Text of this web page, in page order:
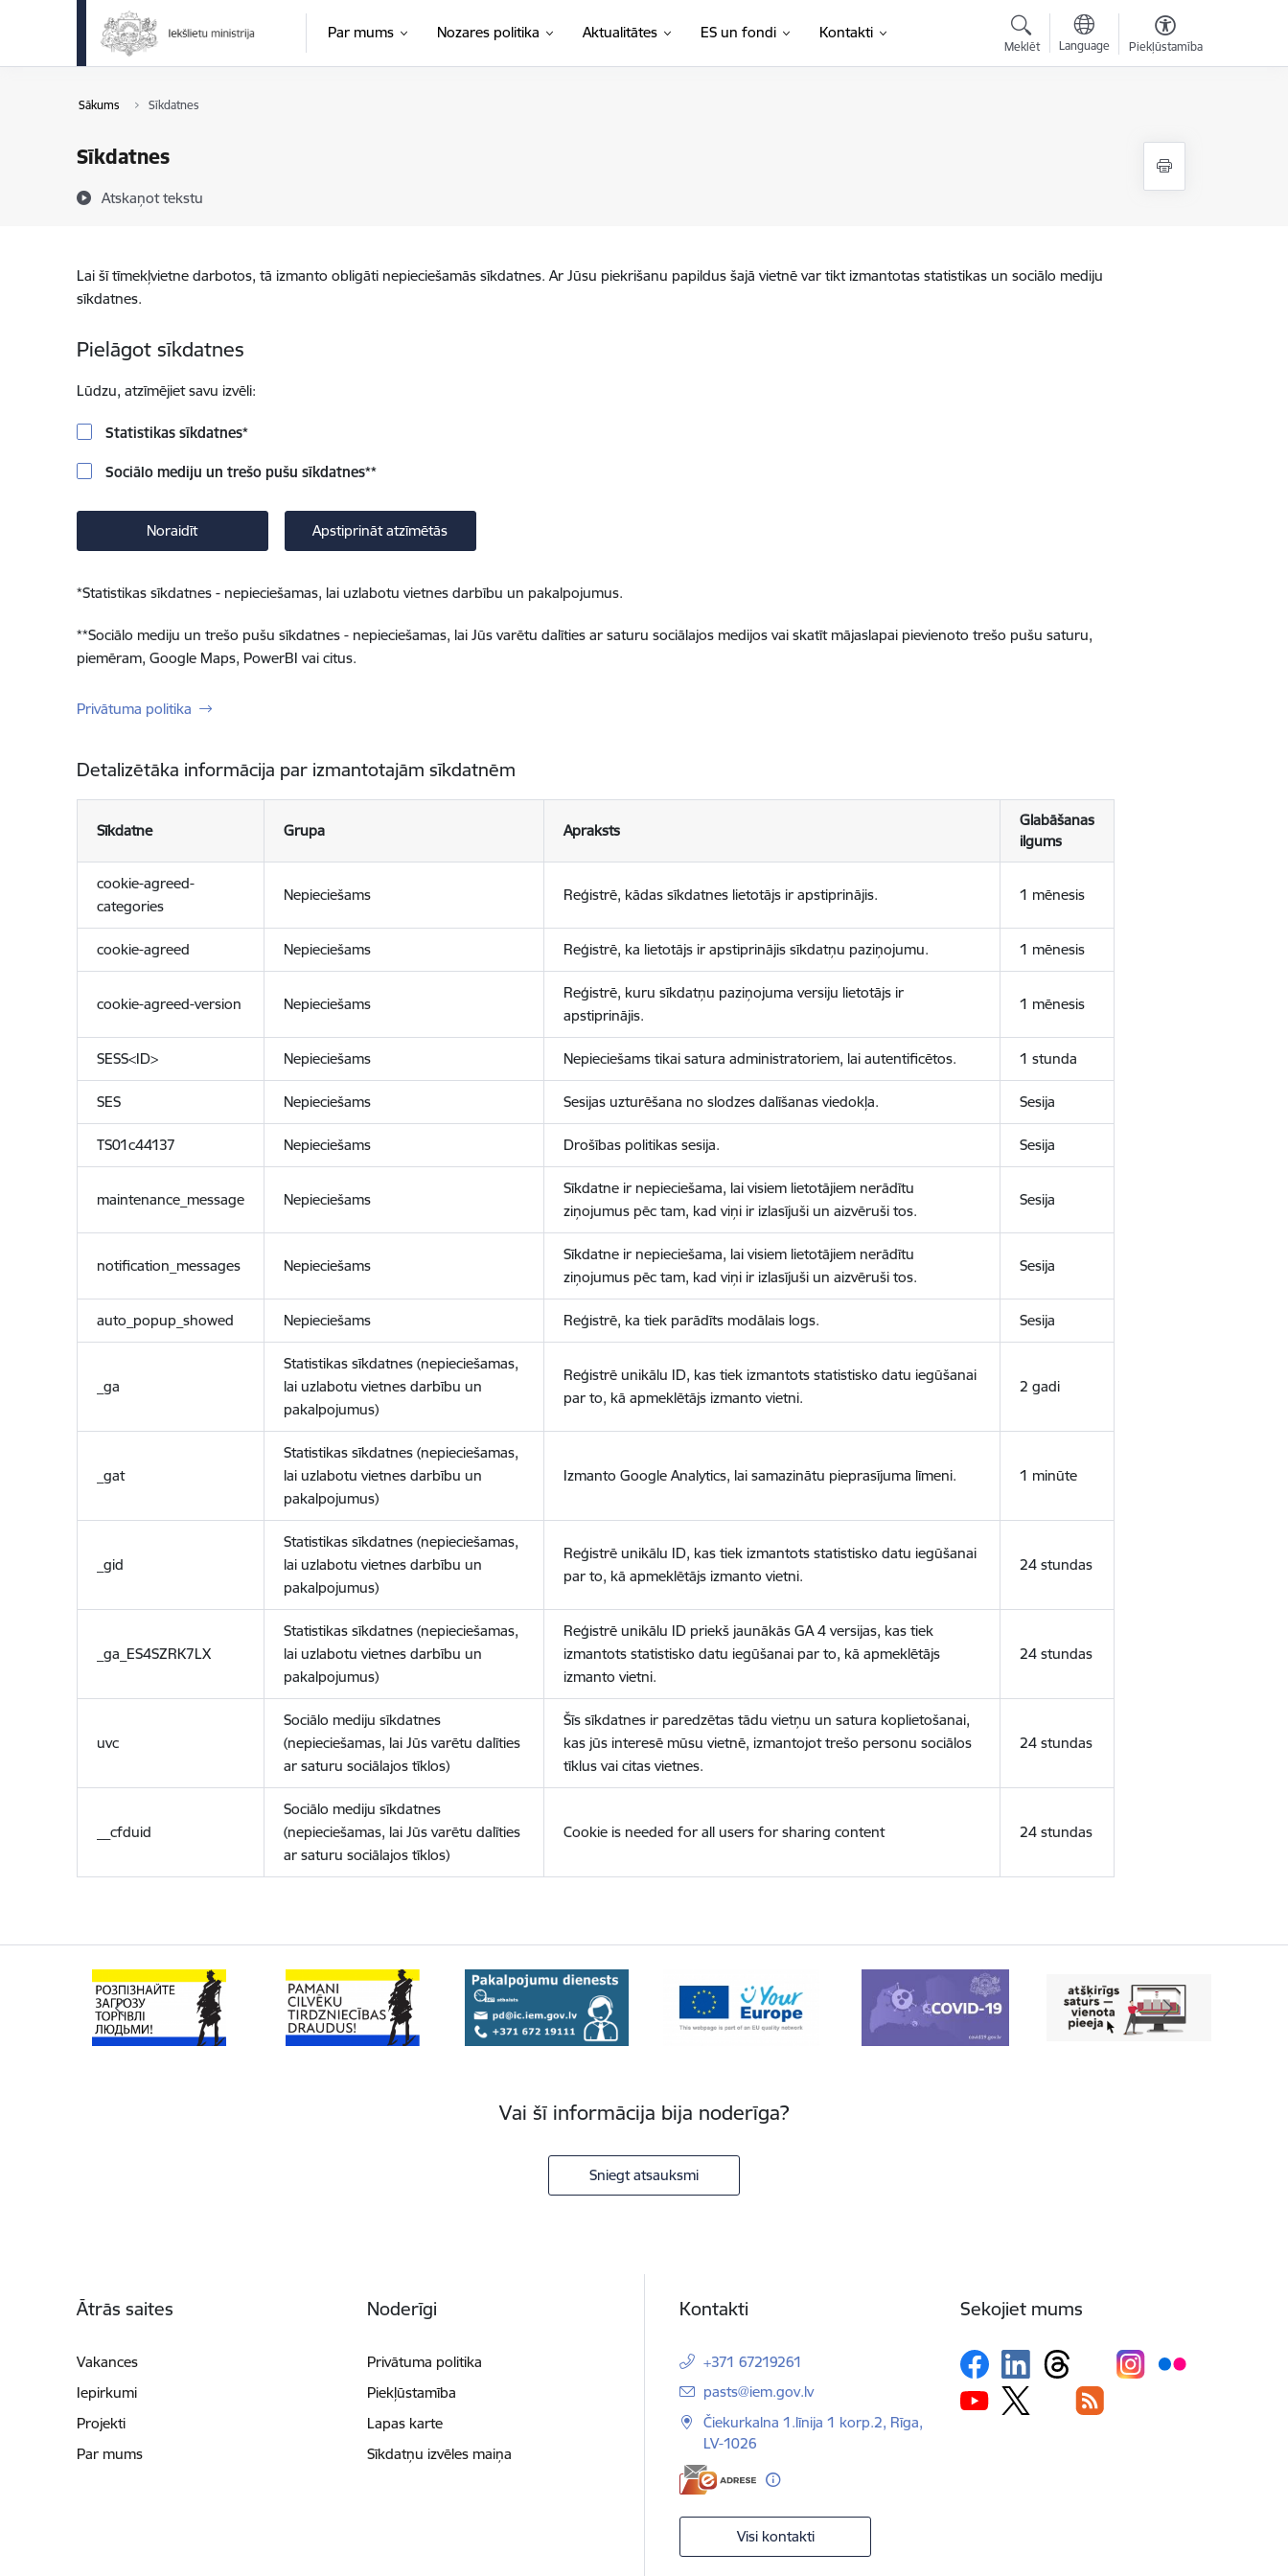
Pāriet uz lapas saturu
Par mums Nozares politika Aktualitātes ES un fondi Kontakti
Meklēt Language Piekļūstamība
Sākums Sīkdatnes
Sīkdatnes
Atskaņot tekstu
Lai šī tīmekļvietne darbotos, tā izmanto obligāti nepieciešamās sīkdatnes. Ar Jūsu piekrišanu papildus šajā vietnē var tikt izmantotas statistikas un sociālo mediju
sīkdatnes.
Pielāgot sīkdatnes
Lūdzu, atzīmējiet savu izvēli:
Statistikas sīkdatnes*
Sociālo mediju un trešo pušu sīkdatnes**
Noraidīt Apstiprināt atzīmētās
*Statistikas sīkdatnes - nepieciešamas, lai uzlabotu vietnes darbību un pakalpojumus.
**Sociālo mediju un trešo pušu sīkdatnes - nepieciešamas, lai Jūs varētu dalīties ar saturu sociālajos medijos vai skatīt mājaslapai pievienoto trešo pušu saturu,
piemēram, Google Maps, PowerBI vai citus.
Privātuma politika
Detalizētāka informācija par izmantotajām sīkdatnēm
Sīkdatne Grupa Apraksts
Glabāšanas
ilgums
cookie-agreed-
categories
Nepieciešams Reģistrē, kādas sīkdatnes lietotājs ir apstiprinājis. 1 mēnesis
cookie-agreed Nepieciešams Reģistrē, ka lietotājs ir apstiprinājis sīkdatņu paziņojumu. 1 mēnesis
cookie-agreed-version Nepieciešams
Reģistrē, kuru sīkdatņu paziņojuma versiju lietotājs ir
apstiprinājis.
1 mēnesis
SESS<ID> Nepieciešams Nepieciešams tikai satura administratoriem, lai autentificētos. 1 stunda
SES Nepieciešams Sesijas uzturēšana no slodzes dalīšanas viedokļa. Sesija
TS01c44137 Nepieciešams Drošības politikas sesija. Sesija
maintenance_message Nepieciešams
Sīkdatne ir nepieciešama, lai visiem lietotājiem nerādītu
ziņojumus pēc tam, kad viņi ir izlasījuši un aizvēruši tos.
Sesija
notification_messages Nepieciešams
Sīkdatne ir nepieciešama, lai visiem lietotājiem nerādītu
ziņojumus pēc tam, kad viņi ir izlasījuši un aizvēruši tos.
Sesija
auto_popup_showed Nepieciešams Reģistrē, ka tiek parādīts modālais logs. Sesija
_ga
Statistikas sīkdatnes (nepieciešamas,
lai uzlabotu vietnes darbību un
pakalpojumus)
Reģistrē unikālu ID, kas tiek izmantots statistisko datu iegūšanai
par to, kā apmeklētājs izmanto vietni.
2 gadi
_gat
Statistikas sīkdatnes (nepieciešamas,
lai uzlabotu vietnes darbību un
pakalpojumus)
Izmanto Google Analytics, lai samazinātu pieprasījuma līmeni. 1 minūte
_gid
Statistikas sīkdatnes (nepieciešamas,
lai uzlabotu vietnes darbību un
pakalpojumus)
Reģistrē unikālu ID, kas tiek izmantots statistisko datu iegūšanai
par to, kā apmeklētājs izmanto vietni.
24 stundas
_ga_ES4SZRK7LX
Statistikas sīkdatnes (nepieciešamas,
lai uzlabotu vietnes darbību un
pakalpojumus)
Reģistrē unikālu ID priekš jaunākās GA 4 versijas, kas tiek
izmantots statistisko datu iegūšanai par to, kā apmeklētājs
izmanto vietni.
24 stundas
uvc
Sociālo mediju sīkdatnes
(nepieciešamas, lai Jūs varētu dalīties
ar saturu sociālajos tīklos)
Šīs sīkdatnes ir paredzētas tādu vietņu un satura koplietošanai,
kas jūs interesē mūsu vietnē, izmantojot trešo personu sociālos
tīklus vai citas vietnes.
24 stundas
__cfduid
Sociālo mediju sīkdatnes
(nepieciešamas, lai Jūs varētu dalīties
ar saturu sociālajos tīklos)
Cookie is needed for all users for sharing content 24 stundas
Vai šī informācija bija noderīga?
Sniegt atsauksmi
Ātrās saites
Vakances
Iepirkumi
Projekti
Par mums
Noderīgi
Privātuma politika
Piekļūstamība
Lapas karte
Sīkdatņu izvēles maiņa
Kontakti
+371 67219261
E-pasts:
pasts@iem.gov.lv
Čiekurkalna 1.līnija 1 korp.2, Rīga,
LV-1026
Visi kontakti
Sekojiet mums